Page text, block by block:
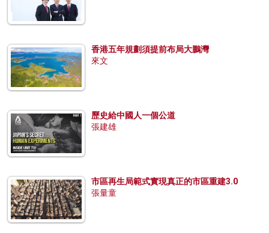
香港五年規劃須提前布局大鵬灣
來文
歷史給中國人一個公道
張建雄
市區再生局範式實現真正的市區重建3.0
張量童